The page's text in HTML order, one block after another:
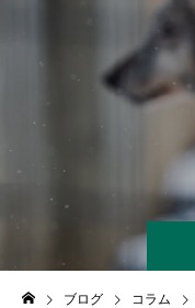
ブログ コラム